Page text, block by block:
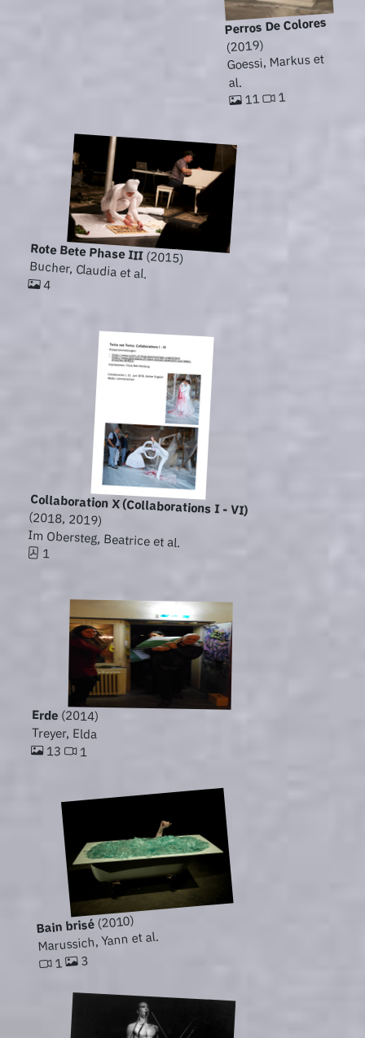
Perros De Colores
(2019)
Goessi, Markus et
al.
11 1
Rote Bete Phase III(2015)
Bucher, Claudia et al.
4
Collaboration X (Collaborations I - VI)
(2018, 2019)
Im Obersteg, Beatrice et al.
1
Erde (2014)
Treyer, Elda
13 1
Bain brisé(2010)
Marussich, Yann et al.
1 3